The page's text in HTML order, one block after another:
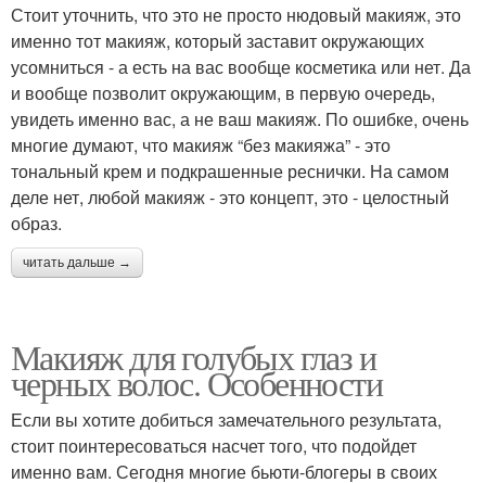
Стоит уточнить, что это не просто нюдовый макияж, это
именно тот макияж, который заставит окружающих
усомниться - а есть на вас вообще косметика или нет. Да
и вообще позволит окружающим, в первую очередь,
увидеть именно вас, а не ваш макияж. По ошибке, очень
многие думают, что макияж “без макияжа” - это
тональный крем и подкрашенные реснички. На самом
деле нет, любой макияж - это концепт, это - целостный
образ.
читать дальше →
Макияж для голубых глаз и
черных волос. Особенности
Если вы хотите добиться замечательного результата,
стоит поинтересоваться насчет того, что подойдет
именно вам. Сегодня многие бьюти-блогеры в своих